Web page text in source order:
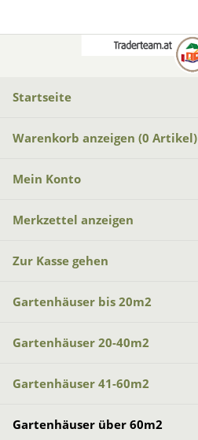
Startseite
Warenkorb anzeigen (0 Artikel)
Mein Konto
Merkzettel anzeigen
Zur Kasse gehen
Gartenhäuser bis 20m2
Gartenhäuser 20-40m2
Gartenhäuser 41-60m2
Gartenhäuser über 60m2